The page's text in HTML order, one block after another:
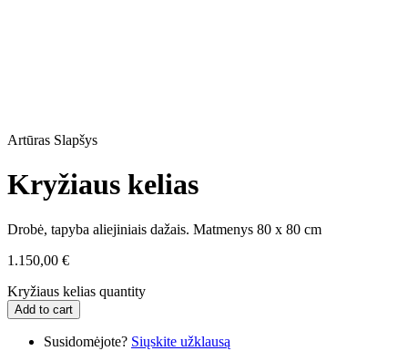
Artūras Slapšys
Kryžiaus kelias
Drobė, tapyba aliejiniais dažais. Matmenys 80 x 80 cm
1.150,00 €
Kryžiaus kelias quantity
Add to cart
Susidomėjote? Siųskite užklausą